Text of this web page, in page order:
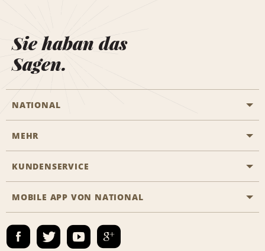
Sie haban das
Sagen.
NATIONAL
Eine Reservierung vornehmen
Das Business Rental Programm
Emerald Club Anmelden
MEHR
Karriere
KUNDENSERVICE
Barrierefreiheit
Kontakt
E-Mail anmelden
MOBILE APP VON NATIONAL